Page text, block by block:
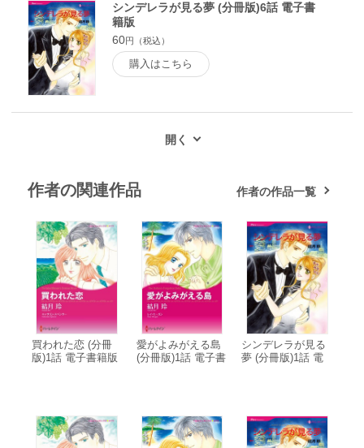
シンデレラが見る夢 (分冊版)6話 電子書
籍版
60円（税込）
購入はこちら
作者の関連作品 作者の作品一覧
買われた恋 (分冊
版)1話 電子書籍版
愛がよみがえる島
(分冊版)1話 電子書
シンデレラが見る
夢 (分冊版)1話 電